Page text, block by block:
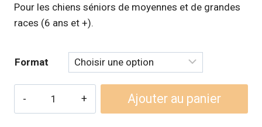
Pour les chiens séniors de moyennes et de grandes
races (6 ans et +).
Format
Ajouter au panier